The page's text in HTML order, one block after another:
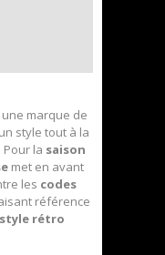
marque de
style tout à la
la saison
met en avant
les codes
référence
style rétro